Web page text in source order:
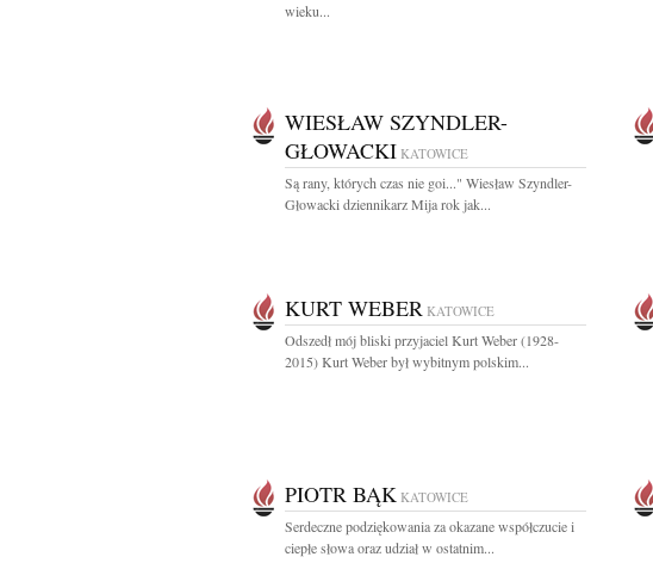
wieku...
WIESŁAW SZYNDLER-
GŁOWACKI KATOWICE
Są rany, których czas nie goi..." Wiesław Szyndler-
Głowacki dziennikarz Mija rok jak...
KURT WEBER KATOWICE
Odszedł mój bliski przyjaciel Kurt Weber (1928-
2015) Kurt Weber był wybitnym polskim...
PIOTR BĄK KATOWICE
Serdeczne podziękowania za okazane współczucie i
ciepłe słowa oraz udział w ostatnim...